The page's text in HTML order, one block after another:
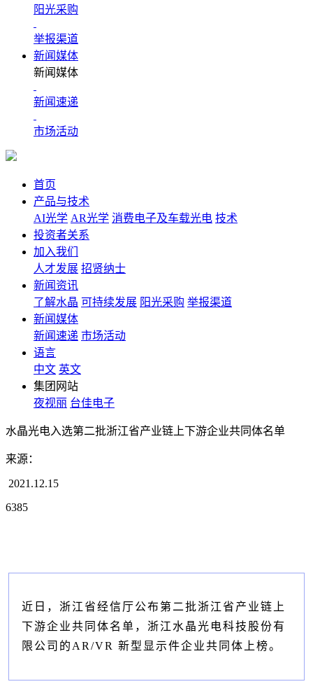
阳光采购
举报渠道
新闻媒体
新闻媒体
新闻速递
市场活动
首页
产品与技术
AI光学 AR光学 消费电子及车载光电 技术
投资者关系
加入我们
人才发展 招贤纳士
新闻资讯
了解水晶 可持续发展 阳光采购 举报渠道
新闻媒体
新闻速递 市场活动
语言
中文 英文
集团网站
夜视丽 台佳电子
水晶光电入选第二批浙江省产业链上下游企业共同体名单
来源：
2021.12.15
6385
近日，浙江省经信厅公布第二批浙江省产业链上
下游企业共同体名单，浙江水晶光电科技股份有
限公司的AR/VR 新型显示件企业共同体上榜。